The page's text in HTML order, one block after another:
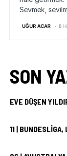
Sevmek,
UĞUR ACAR 8
SON
EVE DÜŞEN
11 |